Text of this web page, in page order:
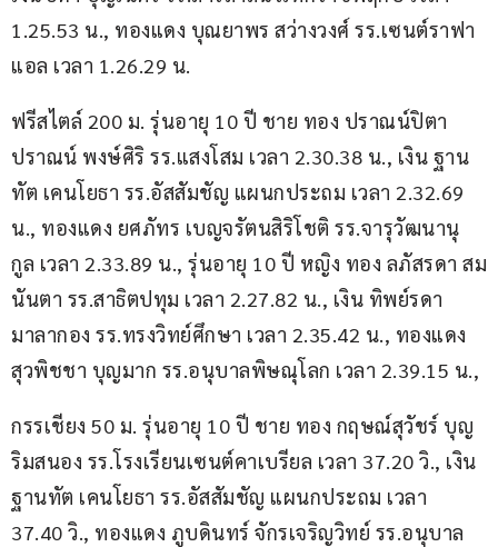
1.25.53 น., ทองแดง บุณยาพร สว่างวงศ์ รร.เซนต์ราฟา
แอล เวลา 1.26.29 น.
ฟรีสไตล์ 200 ม. รุ่นอายุ 10 ปี ชาย ทอง ปราณน์ปิตา
ปราณน์ พงษ์ศิริ รร.แสงโสม เวลา 2.30.38 น., เงิน ฐาน
ทัต เคนโยธา รร.อัสสัมชัญ แผนกประถม เวลา 2.32.69
น., ทองแดง ยศภัทร เบญจรัตนสิริโชติ รร.จารุวัฒนานุ
กูล เวลา 2.33.89 น., รุ่นอายุ 10 ปี หญิง ทอง ลภัสรดา สม
นันตา รร.สาธิตปทุม เวลา 2.27.82 น., เงิน ทิพย์รดา
มาลากอง รร.ทรงวิทย์ศึกษา เวลา 2.35.42 น., ทองแดง
สุวพิชชา บุญมาก รร.อนุบาลพิษณุโลก เวลา 2.39.15 น.,
กรรเชียง 50 ม. รุ่นอายุ 10 ปี ชาย ทอง กฤษณ์สุวัชร์ บุญ
ริมสนอง รร.โรงเรียนเซนต์คาเบรียล เวลา 37.20 วิ., เงิน
ฐานทัต เคนโยธา รร.อัสสัมชัญ แผนกประถม เวลา
37.40 วิ., ทองแดง ภูบดินทร์ จักรเจริญวิทย์ รร.อนุบาล